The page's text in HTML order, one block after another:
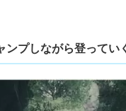
ンプしながら登ってい